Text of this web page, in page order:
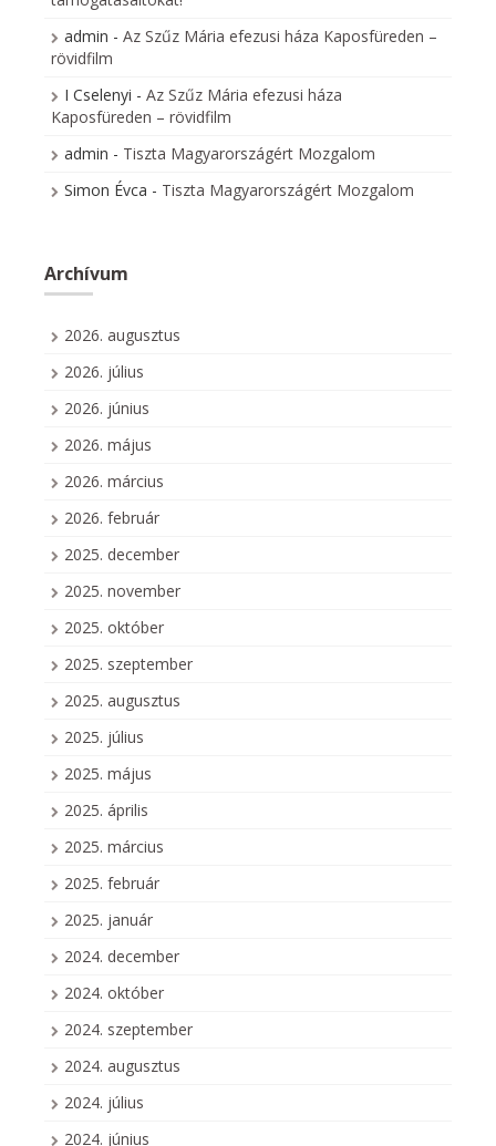
admin - Az Szűz Mária efezusi háza Kaposfüreden –
rövidfilm
I Cselenyi - Az Szűz Mária efezusi háza
Kaposfüreden – rövidfilm
admin - Tiszta Magyarországért Mozgalom
Simon Évca - Tiszta Magyarországért Mozgalom
Archívum
2026. augusztus
2026. július
2026. június
2026. május
2026. március
2026. február
2025. december
2025. november
2025. október
2025. szeptember
2025. augusztus
2025. július
2025. május
2025. április
2025. március
2025. február
2025. január
2024. december
2024. október
2024. szeptember
2024. augusztus
2024. július
2024. június